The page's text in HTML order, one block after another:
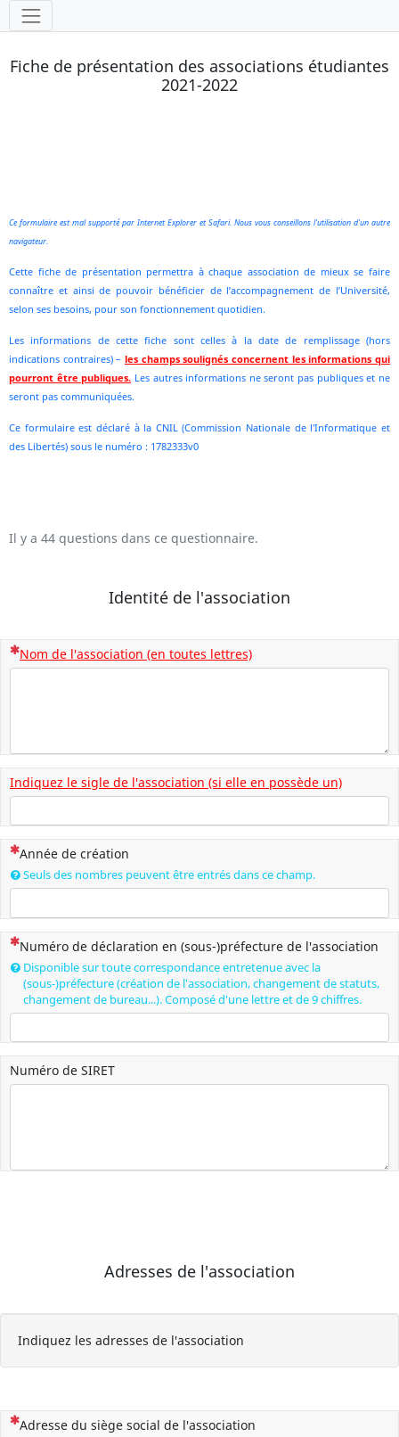
Outils
Fiche de présentation des associations étudiantes
2021-2022
Ce formulaire est mal supporté par Internet Explorer et Safari. Nous vous conseillons l'utilisation d'un autre
navigateur.
Cette fiche de présentation permettra à chaque association de mieux se faire
connaître et ainsi de pouvoir bénéficier de l’accompagnement de l’Université,
selon ses besoins, pour son fonctionnement quotidien.
Les informations de cette fiche sont celles à la date de remplissage (hors
indications contraires) – les champs soulignés concernent les informations qui
pourront être publiques. Les autres informations ne seront pas publiques et ne
seront pas communiquées.
Ce formulaire est déclaré à la CNIL (Commission Nationale de l'Informatique et
des Libertés) sous le numéro : 1782333v0
Il y a 44 questions dans ce questionnaire.
Identité de l'association
(Cette question est obligatoire)
Nom de l'association (en toutes lettres)
Indiquez le sigle de l'association (si elle en possède un)
(Cette question est obligatoire)
Année de création
Seuls des nombres peuvent être entrés dans ce champ.
(Cette question est obligatoire)
Numéro de déclaration en (sous-)préfecture de l'association
Disponible sur toute correspondance entretenue avec la
(sous-)préfecture (création de l'association, changement de statuts,
changement de bureau...). Composé d'une lettre et de 9 chiffres.
Numéro de SIRET
Adresses de l'association
Indiquez les adresses de l'association
(Cette question est obligatoire)
Adresse du siège social de l'association